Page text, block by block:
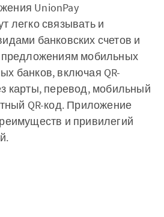
UnionPay
легко связывать и
банковских счетов и
предложениям мобильных
банков, включая QR-
карты, перевод, мобильный
QR-код. Приложение
и привилегий